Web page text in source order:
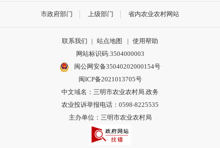
市政府部门 上级部门 省内农业农村网站
联系我们 | 站点地图 | 使用帮助
网站标识码:3504000003
闽公网安备35040202000154号
闽ICP备2021013705号
中文域名：三明市农业农村局.政务
农业投诉举报电话：0598-8225535
主办单位：三明市农业农村局